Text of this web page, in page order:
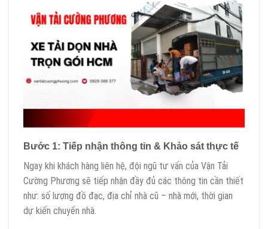
Bước 1: Tiếp nhận thông tin & Khảo sát thực tế
Ngay khi khách hàng liên hệ, đội ngũ tư vấn của Vận Tải
Cường Phương sẽ tiếp nhận đầy đủ các thông tin cần thiết
như: số lượng đồ đạc, địa chỉ nhà cũ – nhà mới, thời gian
dự kiến chuyển nhà.